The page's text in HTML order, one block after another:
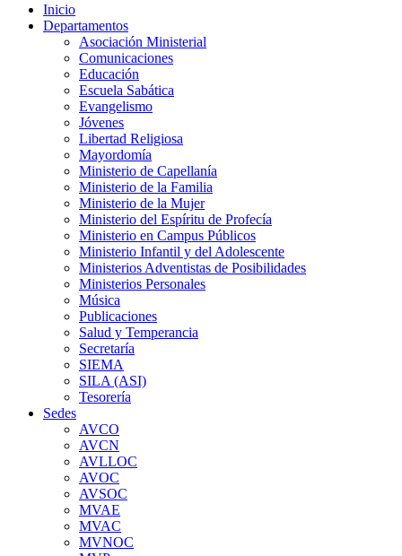
Inicio
Departamentos
Asociación Ministerial
Comunicaciones
Educación
Escuela Sabática
Evangelismo
Jóvenes
Libertad Religiosa
Mayordomía
Ministerio de Capellanía
Ministerio de la Familia
Ministerio de la Mujer
Ministerio del Espíritu de Profecía
Ministerio en Campus Públicos
Ministerio Infantil y del Adolescente
Ministerios Adventistas de Posibilidades
Ministerios Personales
Música
Publicaciones
Salud y Temperancia
Secretaría
SIEMA
SILA (ASI)
Tesorería
Sedes
AVCO
AVCN
AVLLOC
AVOC
AVSOC
MVAE
MVAC
MVNOC